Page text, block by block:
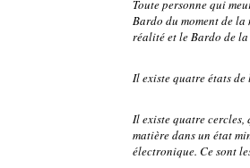
Toute personne qui
Bardo du moment de
réalité et le Bardo de
Il existe quatre états de
Il existe quatre cercles,
matière dans un état
électronique. Ce sont